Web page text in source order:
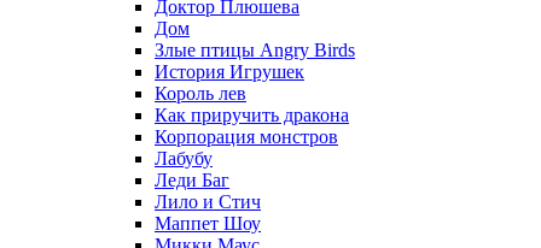
Доктор Плюшева
Дом
Злые птицы Angry Birds
История Игрушек
Король лев
Как приручить дракона
Корпорация монстров
Лабубу
Леди Баг
Лило и Стич
Маппет Шоу